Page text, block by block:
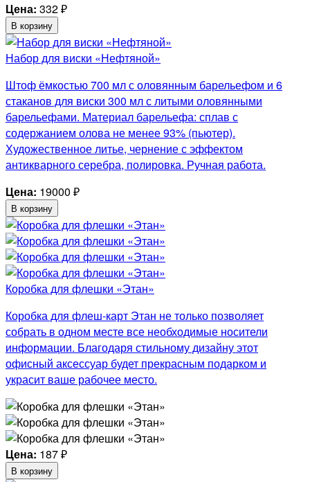
Цена: 332₽
В корзину
Набор для виски «Нефтяной»
Штоф ёмкостью 700 мл с оловянным барельефом и 6
стаканов для виски 300 мл с литыми оловянными
барельефами. Материал барельефа: сплав с
содержанием олова не менее 93% (пьютер).
Художественное литье, чернение с эффектом
антикварного серебра, полировка. Ручная работа.
Цена: 19000 ₽
В корзину
Коробка для флешки «Этан»
Коробка для флеш-карт Этан не только позволяет
собрать в одном месте все необходимые носители
информации. Благодаря стильному дизайну этот
офисный аксессуар будет прекрасным подарком и
украсит ваше рабочее место.
Цена: 187₽
В корзину